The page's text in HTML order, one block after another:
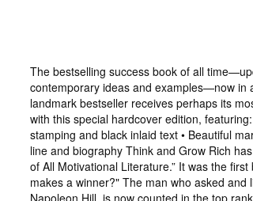
The bestselling success book of all
contemporary ideas and examples—now in
landmark bestseller receives perhaps its
with this special hardcover edition,
stamping and black inlaid text • Beautiful
line and biography Think and Grow Rich
of All Motivational Literature.” It was the
makes a winner?" The man who asked and